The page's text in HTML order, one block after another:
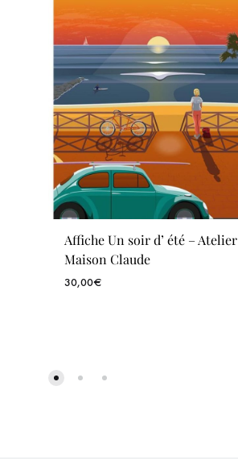
Affiche Un soir d’ été – Atelier
Maison Claude
30,00€